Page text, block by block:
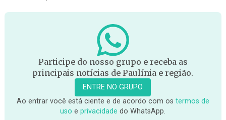
Participe do nosso grupo e receba as
principais notícias de Paulínia e região.
ENTRE NO GRUPO
Ao entrar você está ciente e de acordo com os termos de
uso eprivacidade do WhatsApp.